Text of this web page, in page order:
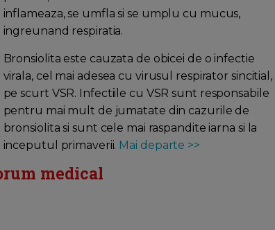
inflameaza, se umfla si se umplu cu mucus,
ingreunand respiratia.
Bronsiolita este cauzata de obicei de o infectie
virala, cel mai adesea cu virusul respirator sincitial,
pe scurt VSR. Infectiile cu VSR sunt responsabile
pentru mai mult de jumatate din cazurile de
bronsiolita si sunt cele mai raspandite iarna si la
inceputul primaverii. Mai departe >>
medical